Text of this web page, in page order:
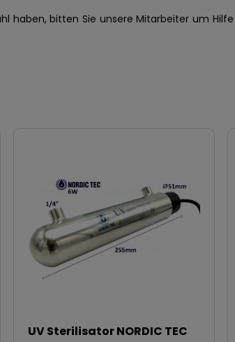
haben, bitten Sie unsere Mitarbeiter um
UV Sterilisator NORDIC TEC